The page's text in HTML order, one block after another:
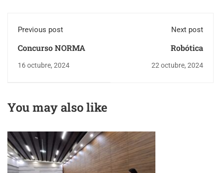
Previous post
Concurso NORMA
16 octubre, 2024
Next post
Robótica
22 octubre, 2024
You may also like